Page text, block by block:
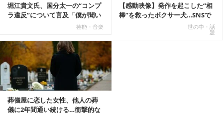
堀江貴文氏、国分太一の“コンプ
ラ違反”について言及「僕が聞い
芸能・音楽
【感動映像】発作を起こした“相
棒”を救ったボクサー犬…SNSで
世の中・話
題
葬儀屋に恋した女性、他人の葬
儀に2年間通い続ける…衝撃的な